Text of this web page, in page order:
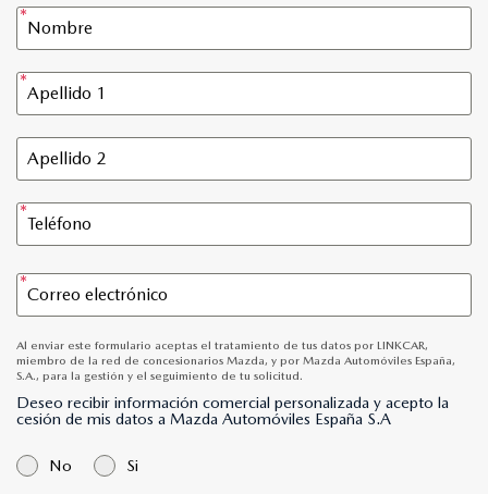
Al enviar este formulario aceptas el tratamiento de tus datos por LINKCAR,
miembro de la red de concesionarios Mazda, y por Mazda Automóviles España,
S.A., para la gestión y el seguimiento de tu solicitud.
Deseo recibir información comercial personalizada y acepto la
cesión de mis datos a Mazda Automóviles España S.A
No Si